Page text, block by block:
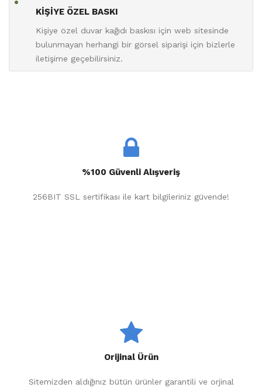
KİŞİYE ÖZEL BASKI
Kişiye özel duvar kağıdı baskısı için web sitesinde
bulunmayan herhangi bir görsel siparişi için bizlerle
iletişime geçebilirsiniz.
%100 Güvenli Alışveriş
256BIT SSL sertifikası ile kart bilgileriniz güvende!
Orijinal Ürün
Sitemizden aldığınız bütün ürünler garantili ve orjinal